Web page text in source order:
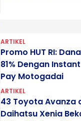
ARTIKEL
Promo HUT RI:
81% Dengan
Pay Motogadai
ARTIKEL
43 Toyota Avanza
Daihatsu Xenia